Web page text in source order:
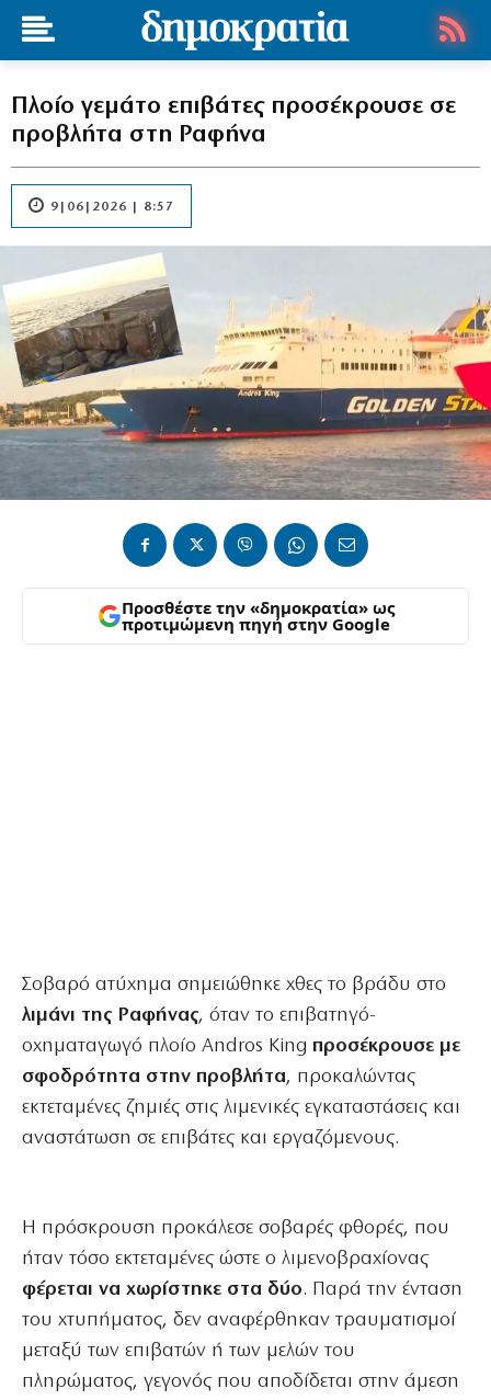
Πλοίο γεμάτο επιβάτες προσέκρουσε σε
προβλήτα στη Ραφήνα
9|06|2026 | 8:57
Προσθέστε την «δημοκρατία» ως
προτιμώμενη πηγή στην Google
Σοβαρό ατύχημα σημειώθηκε χθες το βράδυ στο
λιμάνι της Ραφήνας, όταν το επιβατηγό-
οχηματαγωγό πλοίο Andros King προσέκρουσε με
σφοδρότητα στην προβλήτα, προκαλώντας
εκτεταμένες ζημιές στις λιμενικές εγκαταστάσεις και
αναστάτωση σε επιβάτες και εργαζόμενους.
Η πρόσκρουση προκάλεσε σοβαρές φθορές, που
ήταν τόσο εκτεταμένες ώστε ο λιμενοβραχίονας
φέρεται να χωρίστηκε στα δύο. Παρά την ένταση
του χτυπήματος, δεν αναφέρθηκαν τραυματισμοί
μεταξύ των επιβατών ή των μελών του
πληρώματος, γεγονός που αποδίδεται στην άμεση